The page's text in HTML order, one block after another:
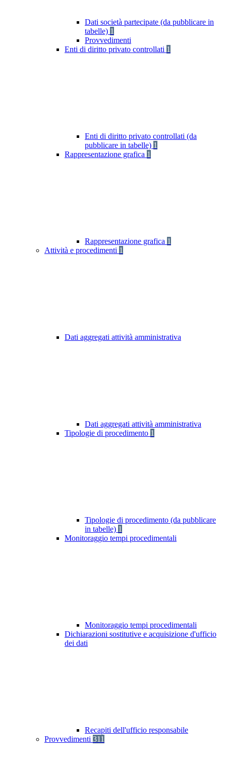
Dati società partecipate (da pubblicare in
tabelle) 1
Provvedimenti
Enti di diritto privato controllati 1
Enti di diritto privato controllati (da
pubblicare in tabelle) 1
Rappresentazione grafica 1
Rappresentazione grafica 1
Attività e procedimenti 1
Dati aggregati attività amministrativa
Dati aggregati attività amministrativa
Tipologie di procedimento 1
Tipologie di procedimento (da pubblicare
in tabelle) 1
Monitoraggio tempi procedimentali
Monitoraggio tempi procedimentali
Dichiarazioni sostitutive e acquisizione d'ufficio
dei dati
Recapiti dell'ufficio responsabile
Provvedimenti 311